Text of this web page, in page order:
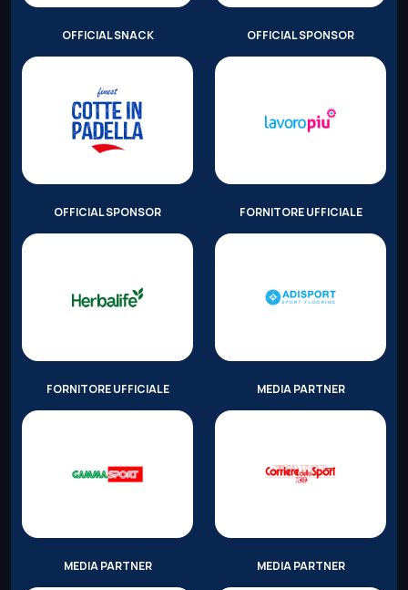
OFFICIAL SNACK OFFICIAL SPONSOR
OFFICIAL SPONSOR FORNITORE UFFICIALE
FORNITORE UFFICIALE MEDIA PARTNER
MEDIA PARTNER MEDIA PARTNER